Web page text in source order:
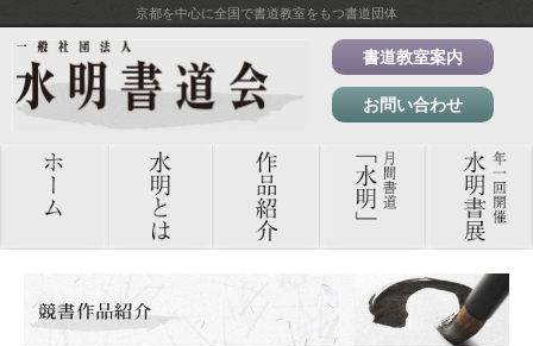
京都を中心に全国で書道教室をもつ書道団体
書道教室案内
お問い合わせ